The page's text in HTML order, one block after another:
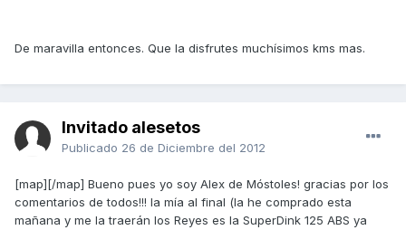
De maravilla entonces. Que la disfrutes muchísimos kms mas.
Invitado alesetos
Publicado 26 de Diciembre del 2012
[map][/map] Bueno pues yo soy Alex de Móstoles! gracias por los
comentarios de todos!!! la mía al final (la he comprado esta
mañana y me la traerán los Reyes es la SuperDink 125 ABS ya